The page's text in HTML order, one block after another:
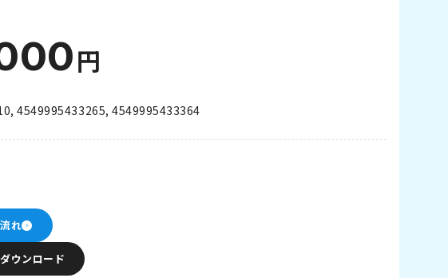
円
,4549995433265,4549995433364
れ
ウンロード